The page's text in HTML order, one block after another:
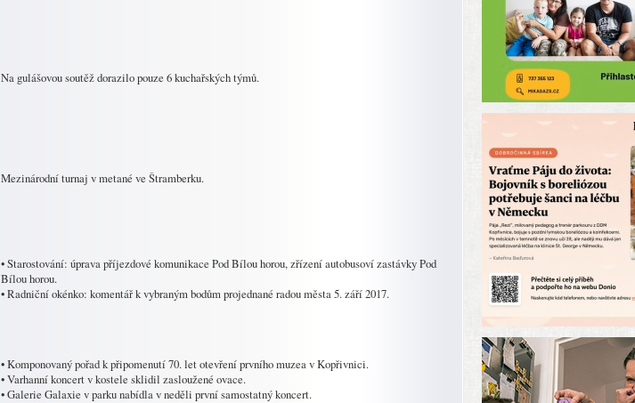
Na gulášovou soutěž dorazilo pouze 6 kuchařských týmů.
Mezinárodní turnaj v metané ve Štramberku.
• Starostování: úprava příjezdové komunikace Pod Bílou horou, zřízení autobusoví zastávky Pod
Bílou horou.
• Radniční okénko: komentář k vybraným bodům projednané radou města 5. září 2017.
• Komponovaný pořad k připomenutí 70. let otevření prvního muzea v Kopřivnici.
• Varhanní koncert v kostele sklidil zasloužené ovace.
• Galerie Galaxie v parku nabídla v neděli první samostatný koncert.